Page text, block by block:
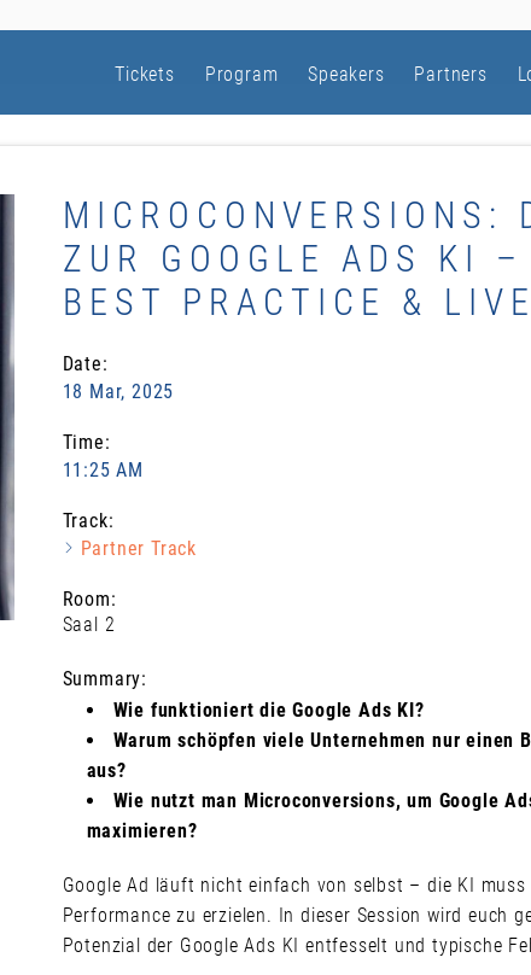
Tickets Program Speakers Partners
MICROCONVERSIONS:
ZUR GOOGLE ADS KI
BEST PRACTICE &
Date:
18 Mar, 2025
Time:
11:25 AM
Track:
Partner Track
Room:
Saal 2
Summary:
Wie funktioniert die Google Ads KI?
Warum schöpfen viele Unternehmen nur einen
aus?
Wie nutzt man Microconversions, um Google
maximieren?
Google Ad läuft nicht einfach von selbst – die KI
Performance zu erzielen. In dieser Session wird euch
Potenzial der Google Ads KI entfesselt und typische